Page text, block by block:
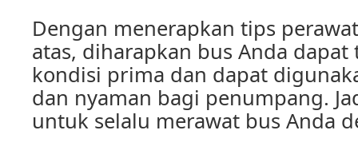
Dengan menerapkan tips
atas, diharapkan bus Anda dapat
kondisi prima dan dapat
dan nyaman bagi penumpang.
untuk selalu merawat bus Anda